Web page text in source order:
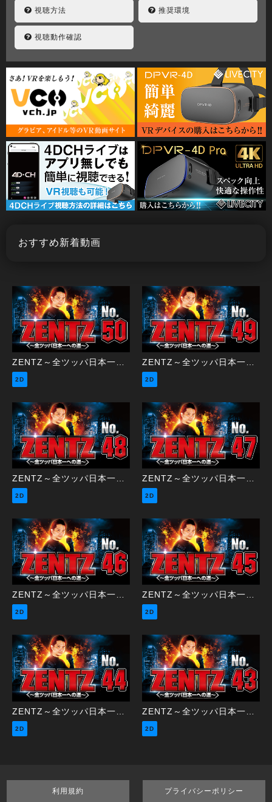
視聴方法 推奨環境
視聴動作確認
おすすめ新着動画
2D 2D
ZENTZ～全ツッパ日本一への道～ 第48話（2/2）
2D
ZENTZ～全ツッパ日本一への道～ 第47話（1/2）
2D
ZENTZ～全ツッパ日本一への道～ 第46話（2/2）
2D
ZENTZ～全ツッパ日本一への道～ 第45話（1/2）
2D
2D 2D
利用規約 プライバシーポリシー